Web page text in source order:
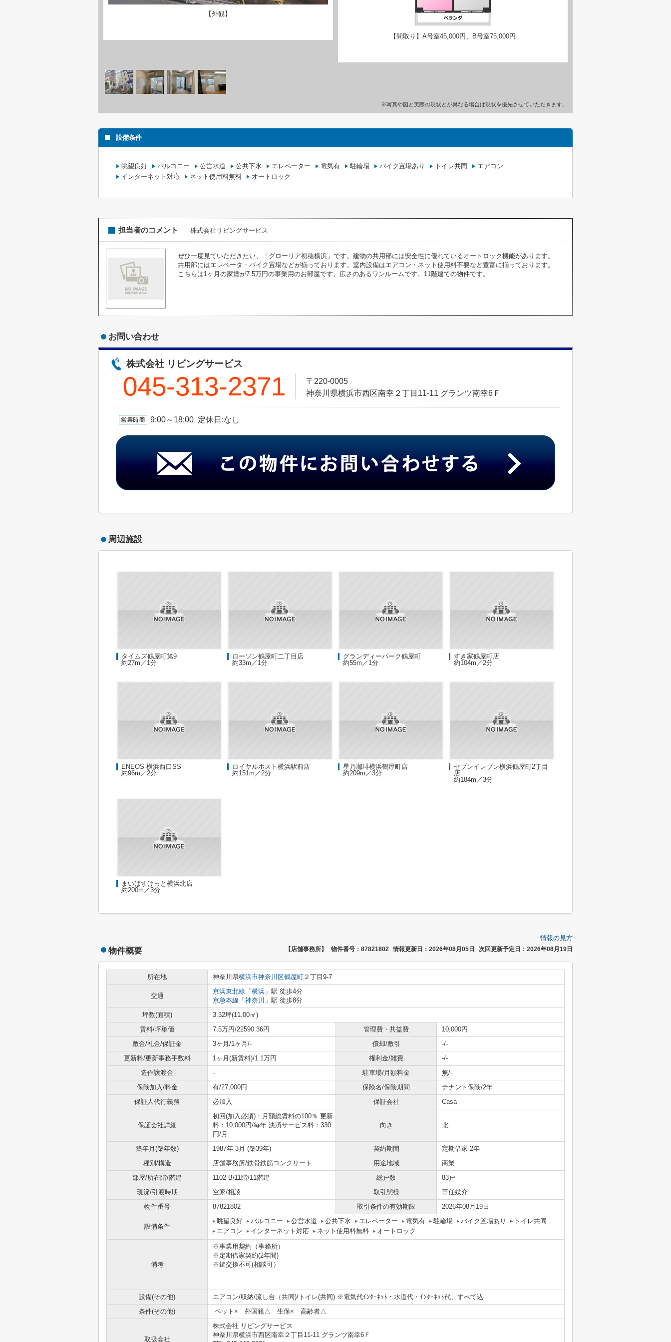
【外観】
【間取り】A号室45,000円、B号室75,000円
※写真や図と実際の現状とが異なる場合は現状を優先させていただきます。
設備条件
眺望良好 バルコニー 公営水道 公共下水 エレベーター 電気有 駐輪場 バイク置場あり トイレ共同
エアコン
インターネット対応
ネット使用料無料 オートロック
担当者のコメント 株式会社リビングサービス
ぜひ一度見ていただきたい、「グローリア初穂横浜」です。建物の共用部には安全性に優れているオートロック機能があります。
共用部にはエレベータ・バイク置場などが揃っております。室内設備はエアコン・ネット使用料不要など豊富に揃っております。
こちらは1ヶ月の家賃が7.5万円の事業用のお部屋です。広さのあるワンルームです。11階建ての物件です。
お問い合わせ
株式会社 リビングサービス
045-313-2371
〒220-0005
神奈川県横浜市西区南幸２丁目11-11 グランツ南幸6Ｆ
9:00～18:00 定休日:なし
周辺施設
タイムズ鶴屋町第9
約27m／1分
ローソン鶴屋町二丁目店
約33m／1分
グランディーパーク鶴屋町
約55m／1分
すき家鶴屋町店
約104m／2分
ENEOS 横浜西口SS
約96m／2分
ロイヤルホスト横浜駅前店
約151m／2分
星乃珈琲横浜鶴屋町店
約209m／3分
セブンイレブン横浜鶴屋町2丁目
店
約184m／3分
まいばすけっと横浜北店
約200m／3分
情報の見方
物件概要 【店舗事務所】 物件番号：87821802 情報更新日：2026年08月05日 次回更新予定日：2026年08月19日
所在地 神奈川県横浜市神奈川区鶴屋町 ２丁目9-7
交通
京浜東北線 「 横浜 」駅 徒歩4分
京急本線 「 神奈川 」駅 徒歩8分
坪数(面積)
3.32坪(11.00㎡)
賃料/坪単価
7.5万円/22590.36円 管理費・共益費
10,000円
敷金/礼金/保証金
3ヶ月/1ヶ月/- 償却/敷引
-/-
更新料/更新事務手数料
1ヶ月(新賃料)/1.1万円 権利金/雑費
-/-
造作譲渡金
- 駐車場/月額料金
無/-
保険加入/料金
有/27,000円 保険名/保険期間
テナント保険/2年
保証人代行義務
必加入 保証会社 Casa
保証会社詳細
初回(加入必須)：月額総賃料の100％ 更新
料：10,000円/毎年 決済サービス料：330
円/月
向き 北
築年月(築年数) 1987年 3月 (築39年) 契約期間
定期借家 2年
種別/構造
店舗事務所/鉄骨鉄筋コンクリート 用途地域
商業
部屋/所在階/階建
1102-B/11階/11階建 総戸数
83戸
現況/引渡時期
空家/相談 取引態様
専任媒介
物件番号
87821802 取引条件の有効期限 2026年08月19日
設備条件
眺望良好 バルコニー 公営水道 公共下水 エレベーター 電気有 駐輪場 バイク置場あり
トイレ共同
エアコン
インターネット対応 ネット使用料無料 オートロック
備考
※事業用契約（事務所）
※定期借家契約(2年間)
※鍵交換不可(相談可）
設備(その他)
エアコン/収納/流し台（共同)/トイレ(共同) ※電気代ｲﾝﾀｰﾈｯﾄ・水道代・ｲﾝﾀｰﾈｯﾄ代、すべて込
条件(その他)
ペット× 外国籍△ ⽣保× ⾼齢者△
取扱会社
株式会社 リビングサービス
神奈川県横浜市西区南幸２丁目11-11 グランツ南幸6Ｆ